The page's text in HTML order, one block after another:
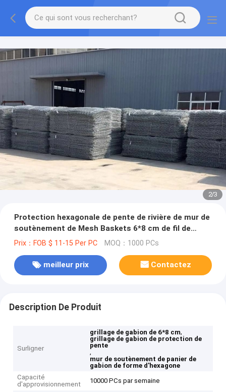
2/3
Protection hexagonale de pente de rivière de mur de
soutènement de Mesh Baskets 6*8 cm de fil de
Gabion de forme
Prix：FOB $ 11-15 Per PC MOQ：1000 PCs
meilleur prix Contactez
Description De Produit
Surligner
grillage de gabion de 6*8 cm,
grillage de gabion de protection de
pente
,
mur de soutènement de panier de
gabion de forme d'hexagone
Capacité
d'approvisionnement
10000 PCs par semaine